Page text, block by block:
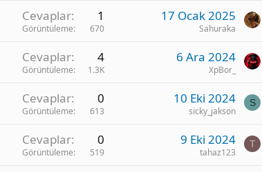
Cevaplar 1
Görüntüleme 670
17 Ocak 2025
Sahuraka
Cevaplar 4
Görüntüleme 1.3K
6 Ara 2024
XpBor_
Cevaplar 0
Görüntüleme 613
10 Eki 2024
sicky_jakson
S
Cevaplar 0
Görüntüleme 519
9 Eki 2024
tahaz123
T